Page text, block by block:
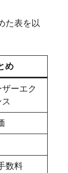
た表を以
め
ーエク
数料